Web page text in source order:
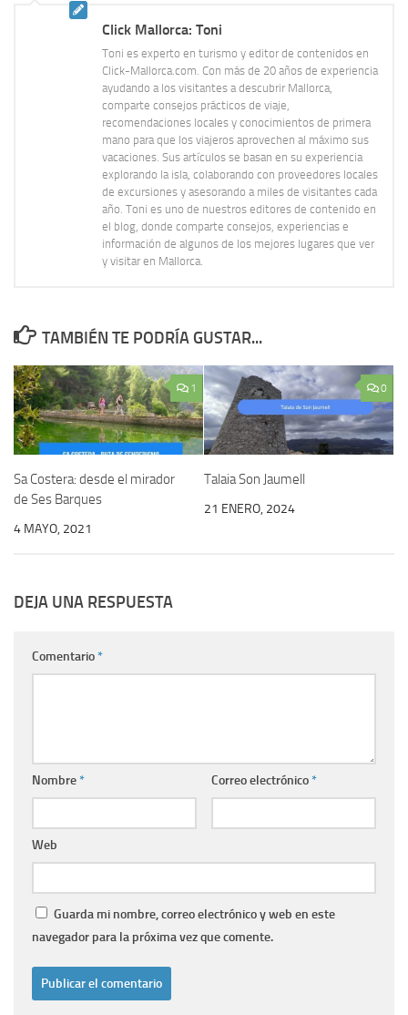
Click Mallorca: Toni
Toni es experto en turismo y editor de contenidos en
Click-Mallorca.com. Con más de 20 años de experiencia
ayudando a los visitantes a descubrir Mallorca,
comparte consejos prácticos de viaje,
recomendaciones locales y conocimientos de primera
mano para que los viajeros aprovechen al máximo sus
vacaciones. Sus artículos se basan en su experiencia
explorando la isla, colaborando con proveedores locales
de excursiones y asesorando a miles de visitantes cada
año. Toni es uno de nuestros editores de contenido en
el blog, donde comparte consejos, experiencias e
información de algunos de los mejores lugares que ver
y visitar en Mallorca.
TAMBIÉN TE PODRÍA GUSTAR...
1
Sa Costera: desde el mirador
de Ses Barques
4 MAYO, 2021
0
Talaia Son Jaumell
21 ENERO, 2024
DEJA UNA RESPUESTA
Comentario*
Nombre* Correo electrónico*
Web
Guarda mi nombre, correo electrónico y web en este
navegador para la próxima vez que comente.